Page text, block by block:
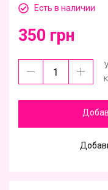
Есть в наличии
350 грн